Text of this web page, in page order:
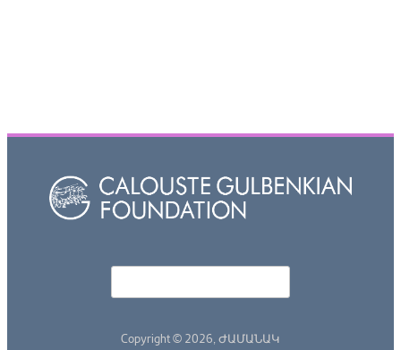
Copyright © 2026, ԺԱՄԱՆԱԿ